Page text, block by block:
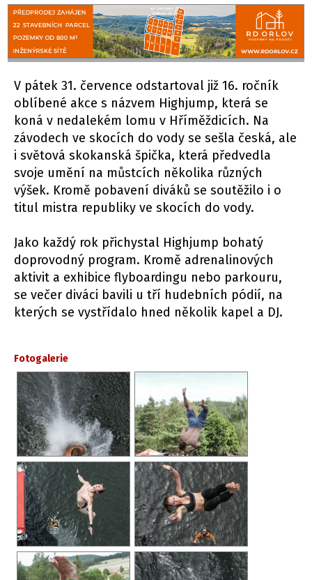
V pátek 31. července odstartoval již 16. ročník
oblíbené akce s názvem Highjump, která se
koná v nedalekém lomu v Hříměždicích. Na
závodech ve skocích do vody se sešla česká, ale
i světová skokanská špička, která předvedla
svoje umění na můstcích několika různých
výšek. Kromě pobavení diváků se soutěžilo i o
titul mistra republiky ve skocích do vody.
Jako každý rok přichystal Highjump bohatý
doprovodný program. Kromě adrenalinových
aktivit a exhibice flyboardingu nebo parkouru,
se večer diváci bavili u tří hudebních pódií, na
kterých se vystřídalo hned několik kapel a DJ.
Fotogalerie